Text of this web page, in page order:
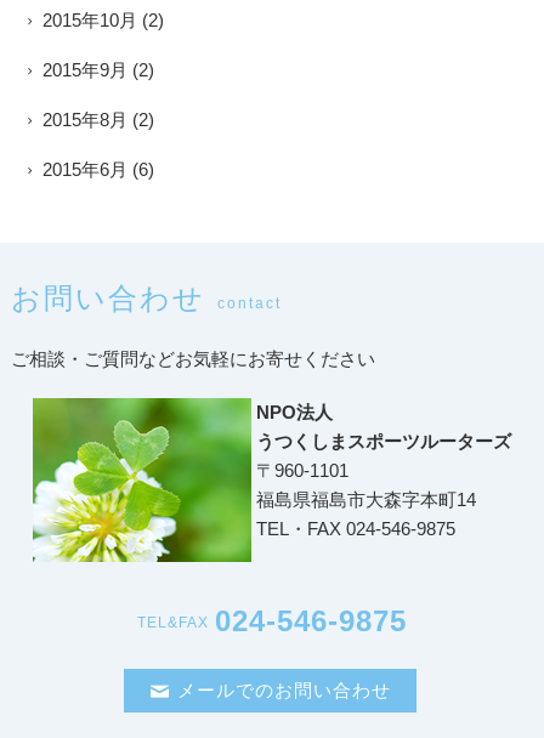
2015年10月 (2)
2015年9月 (2)
2015年8月 (2)
2015年6月 (6)
お問い合わせ contact
ご相談・ご質問などお気軽にお寄せください
NPO法人
うつくしまスポーツルーターズ
〒960-1101
福島県福島市大森字本町14
TEL・FAX 024-546-9875
TEL&FAX 024-546-9875
メールでのお問い合わせ